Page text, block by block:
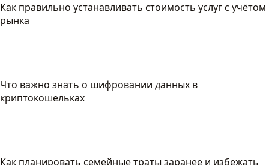
Как правильно устанавливать стоимость услуг с учётом
рынка
Что важно знать о шифровании данных в
криптокошельках
Как планировать семейные траты заранее и избежать